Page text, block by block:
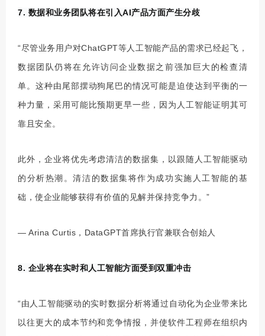
7. 数据和业务团队将在引入AI产品方面产生分歧
“尽管业务用户对ChatGPT等人工智能产品的需求已经起飞，
数据团队仍将在允许访问企业数据之前强加巨大的检查清
单。这种由尾部摆动狗尾巴的情况可能是迫使达到平衡的一
种力量，采用可能比预期更早一些，因为人工智能证明其可
靠且安全。
此外，企业将优先考虑清洁的数据集，以跟随人工智能驱动
的分析热潮。清洁的数据集将作为成功实施人工智能的基
础，使企业能够获得有价值的见解并保持竞争力。”
— Arina Curtis，DataGPT首席执行官兼联合创始人
8. 企业将在实时和人工智能方面受到双重冲击
“由人工智能驱动的实时数据分析将通过自动化为企业带来比
以往更大的成本节约和竞争情报，并使软件工程师在组织内